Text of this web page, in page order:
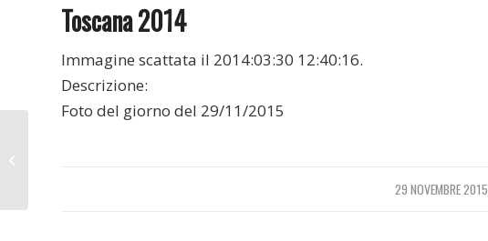
Toscana 2014
Immagine scattata il 2014:03:30 12:40:16.
Descrizione:
Foto del giorno del 29/11/2015
29 NOVEMBRE 2015